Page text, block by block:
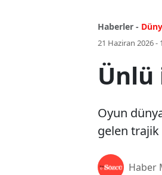
Haberler -
21 Haziran 2026 -
Ünlü
Oyun
gelen trajik
Haber